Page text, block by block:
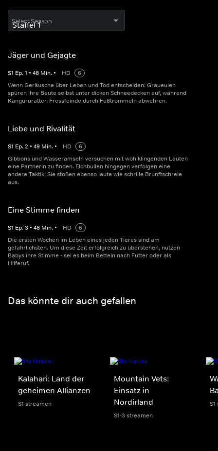
Select Season
Jäger und Gejagte
S1 Ep.1 • 48 Min. • HD
6
Wenn Geräusche über Leben und Tod entscheiden: Graueulen
spüren ihre Beute selbst unter dicken Schneedecken auf, während
Kängururatten Fressfeinde durch Fußtrommeln abwehren.
Liebe und Rivalität
S1 Ep.2 • 49 Min. • HD
6
Gibbons und Wasseramseln versuchen mit wohlklingenden Lauten
eine Partnerin zu finden. Elchbullen hingegen verfolgen eine
andere Taktik: Sie stoßen ebenso laute wie schrille Brunftschreie
aus.
Eine Stimme finden
S1 Ep.3 • 48 Min. • HD
6
Die ersten Wochen im Leben eines jeden Tieres sind am
gefährlichsten. Um diese Zeit erfolgreich zu überstehen, nutzen
Babys ihre Stimme - sei es beim Betteln nach Futter oder als
Hilferuf.
Das könnte dir auch gefallen
Kalahari: Land der
geheimen Allianzen
S1 streamen
Mountain Vets:
Einsatz in
Nordirland
S1-3 streamen